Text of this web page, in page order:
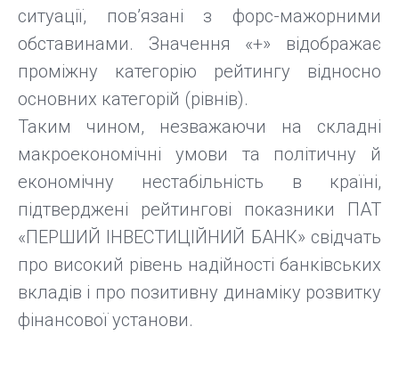
ситуації, пов’язані з форс-мажорними
обставинами. Значення «+» відображає
проміжну категорію рейтингу відносно
основних категорій (рівнів).
Таким чином, незважаючи на складні
макроекономічні умови та політичну й
економічну нестабільність в країні,
підтверджені рейтингові показники ПАТ
«ПЕРШИЙ ІНВЕСТИЦІЙНИЙ БАНК» свідчать
про високий рівень надійності банківських
вкладів і про позитивну динаміку розвитку
фінансової установи.